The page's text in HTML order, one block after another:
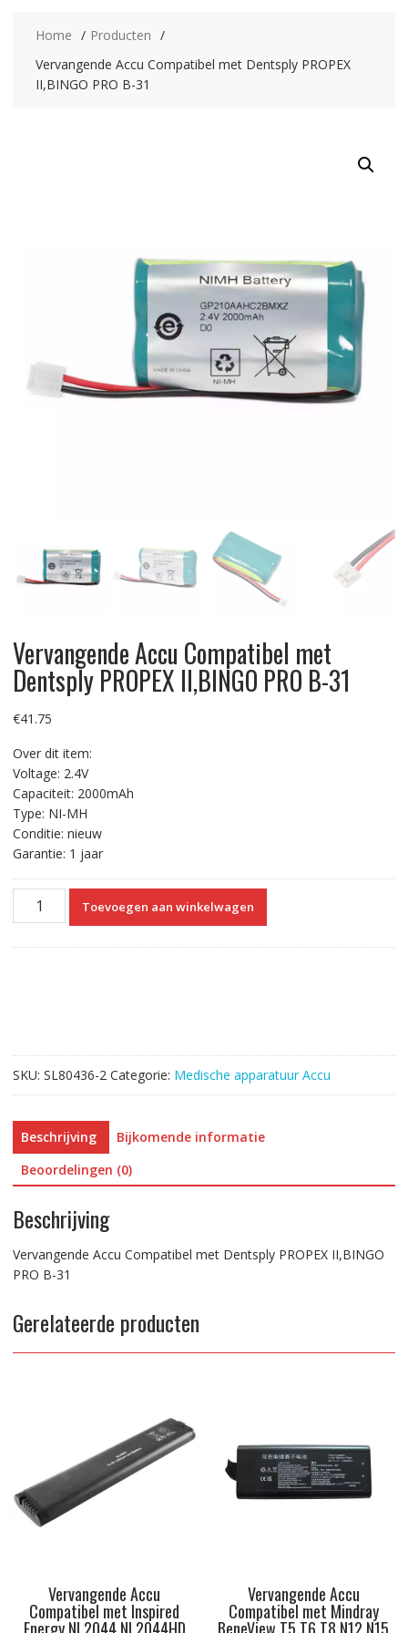
Home
Producten
Vervangende Accu Compatibel met Dentsply PROPEX
II,BINGO PRO B-31
Vervangende Accu Compatibel met
Dentsply PROPEX II,BINGO PRO B-31
€41.75
Over dit item:
Voltage: 2.4V
Capaciteit: 2000mAh
Type: NI-MH
Conditie: nieuw
Garantie: 1 jaar
Vervangende
Accu
B-
31
aantal
Toevoegen aan winkelwagen
SKU: SL80436-2 Categorie: Medische apparatuur Accu
Beschrijving
Bijkomende informatie
Beoordelingen (0)
Beschrijving
Vervangende Accu Compatibel met Dentsply PROPEX II,BINGO
PRO B-31
Gerelateerde producten
Vervangende Accu
Compatibel met Inspired
Vervangende Accu
Compatibel met Mindray